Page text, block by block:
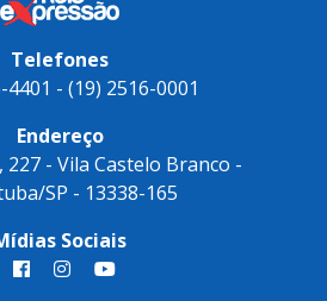
Telefones
4401 - (19) 2516-0001
Endereço
227 - Vila Castelo Branco -
SP - 13338-165
Sociais